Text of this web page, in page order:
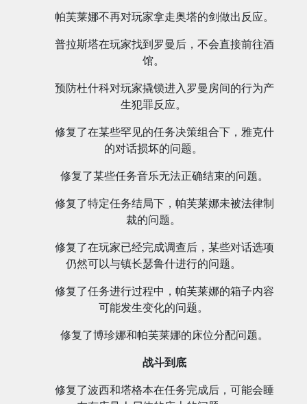
帕芙莱娜不再对玩家拿走奥塔的剑做出反应。
普拉斯塔在玩家找到罗曼后，不会直接前往酒
馆。
预防杜什科对玩家撬锁进入罗曼房间的行为产
生犯罪反应。
修复了在某些罕见的任务决策组合下，雅克什
的对话损坏的问题。
修复了某些任务音乐无法正确结束的问题。
修复了特定任务结局下，帕芙莱娜未被法律制
裁的问题。
修复了在玩家已经完成调查后，某些对话选项
仍然可以与镇长瑟鲁什进行的问题。
修复了任务进行过程中，帕芙莱娜的箱子内容
可能发生变化的问题。
修复了博珍娜和帕芙莱娜的床位分配问题。
战斗到底
修复了波西和塔格本在任务完成后，可能会睡